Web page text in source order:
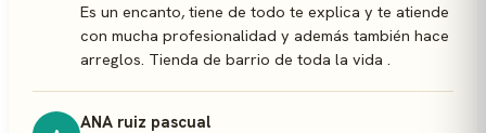
Es un encanto, tiene de todo te explica y te atiende
con mucha profesionalidad y además también hace
arreglos. Tienda de barrio de toda la vida .
ANA ruiz pascual